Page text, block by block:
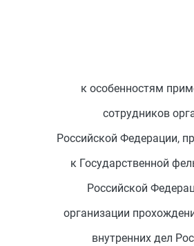
к особенностям
сотрудников
Российской Федерации,
к Государственной
Российской
организации
внутренних дел